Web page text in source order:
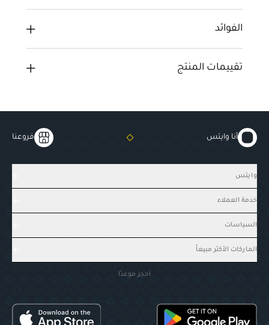
الفوائد
تقييمات المنتج
أنا وايتس فروعنا
وايتس
خدمة العملاء
السياسات
الماركات الأكثر مبيعاً
احجز موعدًا